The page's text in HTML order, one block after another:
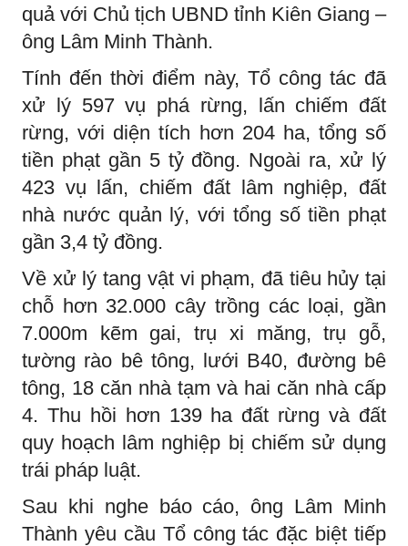
quả với Chủ tịch UBND tỉnh Kiên Giang –
ông Lâm Minh Thành.
Tính đến thời điểm này, Tổ công tác đã
xử lý 597 vụ phá rừng, lấn chiếm đất
rừng, với diện tích hơn 204 ha, tổng số
tiền phạt gần 5 tỷ đồng. Ngoài ra, xử lý
423 vụ lấn, chiếm đất lâm nghiệp, đất
nhà nước quản lý, với tổng số tiền phạt
gần 3,4 tỷ đồng.
Về xử lý tang vật vi phạm, đã tiêu hủy tại
chỗ hơn 32.000 cây trồng các loại, gần
7.000m kẽm gai, trụ xi măng, trụ gỗ,
tường rào bê tông, lưới B40, đường bê
tông, 18 căn nhà tạm và hai căn nhà cấp
4. Thu hồi hơn 139 ha đất rừng và đất
quy hoạch lâm nghiệp bị chiếm sử dụng
trái pháp luật.
Sau khi nghe báo cáo, ông Lâm Minh
Thành yêu cầu Tổ công tác đặc biệt tiếp